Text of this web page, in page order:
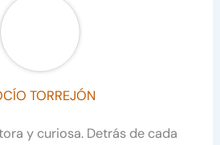
TORREJÓN
y curiosa. Detrás de cada